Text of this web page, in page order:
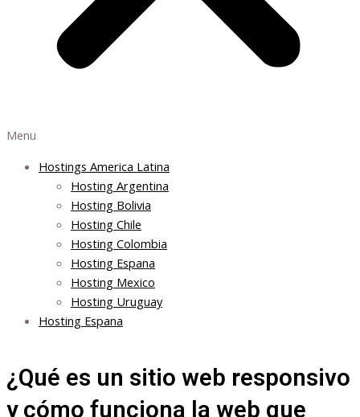
Menu
Hostings America Latina
Hosting Argentina
Hosting Bolivia
Hosting Chile
Hosting Colombia
Hosting Espana
Hosting Mexico
Hosting Uruguay
Hosting Espana
¿Qué es un sitio web responsivo
y cómo funciona la web que